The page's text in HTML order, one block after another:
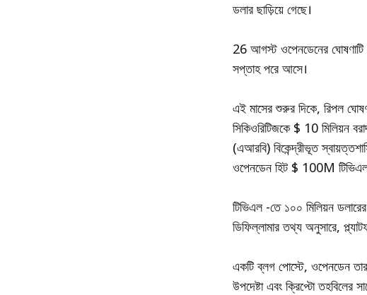
ডলার ছাড়িয়ে গেছে।
26 আগস্ট ওপেনডেনের ঘোষণাটি
সপ্তাহ পরে আসে।
এই মাসের শুরুর দিকে, রিপল
সিকিওরিটিজকে $ 10 মিলিয়ন
(এআরবি) বিকেন্দ্রীভূত
ওপেনডেন হিট $ 100M
টিভিএল -তে ১০০ মিলিয়ন
ডিফিল্লামার তথ্য অনুসারে,
একটি ব্লগ পোস্টে, ওপেনডেন
উপদেষ্টা এবং ক্রিপ্টো তহবিলের